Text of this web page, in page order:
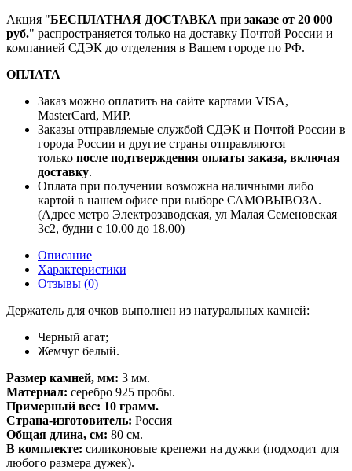
Акция "БЕСПЛАТНАЯ ДОСТАВКА при заказе от 20 000
руб." распространяется только на доставку Почтой России и
компанией СДЭК до отделения в Вашем городе по РФ.
ОПЛАТА
Заказ можно оплатить на сайте картами VISA,
MasterCard, МИР.
Заказы отправляемые службой СДЭК и Почтой России в
города России и другие страны отправляются
только после подтверждения оплаты заказа, включая
доставку.
Оплата при получении возможна наличными либо
картой в нашем офисе при выборе САМОВЫВОЗА.
(Адрес метро Электрозаводская, ул Малая Семеновская
3с2, будни с 10.00 до 18.00)
Описание
Характеристики
Отзывы (0)
Держатель для очков выполнен из натуральных камней:
Черный агат;
Жемчуг белый.
Размер камней, мм: 3 мм.
Материал: серебро 925 пробы.
Примерный вес: 10 грамм.
Страна-изготовитель: Россия
Общая длина, см: 80 см.
В комплекте: силиконовые крепежи на дужки (подходит для
любого размера дужек).